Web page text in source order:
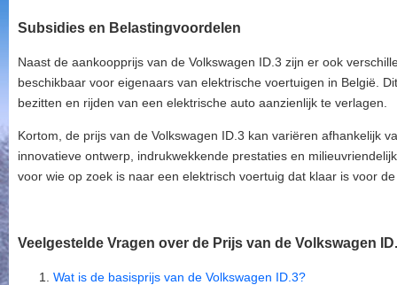
Subsidies en Belastingvoordelen
Naast de aankoopprijs van de Volkswagen ID.3 zijn er ook
beschikbaar voor eigenaars van elektrische voertuigen in België.
bezitten en rijden van een elektrische auto aanzienlijk te verlagen.
Kortom, de prijs van de Volkswagen ID.3 kan variëren afhankelijk
innovatieve ontwerp, indrukwekkende prestaties en
voor wie op zoek is naar een elektrisch voertuig dat klaar is voor
Veelgestelde Vragen over de Prijs van de Volkswagen
Wat is de basisprijs van de Volkswagen ID.3?